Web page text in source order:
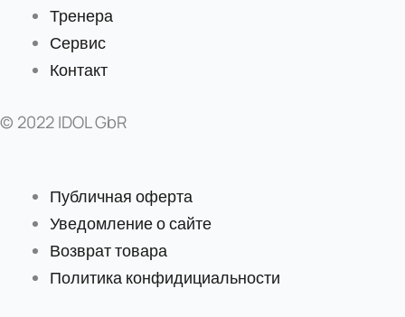
Тренера
Сервис
Контакт
© 2022 IDOL GbR
Публичная оферта
Уведомление о сайте
Возврат товара
Политика конфидициальности